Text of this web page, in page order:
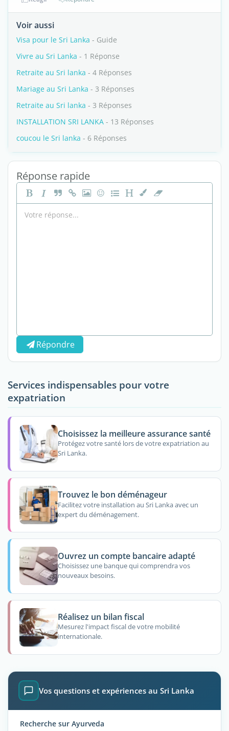
Voir aussi
Visa pour le Sri Lanka - Guide
Vivre au Sri Lanka - 1 Réponse
Retraite au Sri lanka - 4 Réponses
Mariage au Sri Lanka - 3 Réponses
Retraite au Sri lanka - 3 Réponses
INSTALLATION SRI LANKA - 13 Réponses
coucou le Sri lanka - 6 Réponses
Réponse rapide
Répondre
Services indispensables pour votre
expatriation
Choisissez la meilleure assurance santé
Protégez votre santé lors de votre expatriation au
Sri Lanka.
Trouvez le bon déménageur
Facilitez votre installation au Sri Lanka avec un
expert du déménagement.
Ouvrez un compte bancaire adapté
Choisissez une banque qui comprendra vos
nouveaux besoins.
Réalisez un bilan fiscal
Mesurez l'impact fiscal de votre mobilité
internationale.
Vos questions et expériences au Sri Lanka
Recherche sur Ayurveda